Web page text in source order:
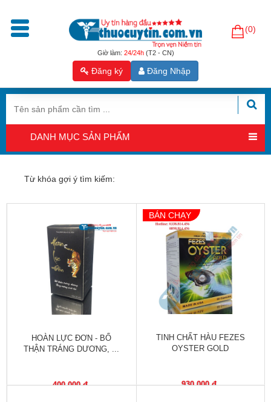
Giờ làm: 24/24h(T2 - CN)
(0)
Đăng ký Đăng Nhập
Trang
phẩm
Tăng
sinh
lý
trợ
sản
nam
Hỗ
trợ
sinh
sản
Làm
Oxy
DANH MỤC SẢN PHẨM
Từ khóa gợi ý tìm kiếm:
HOÀN LỰC ĐƠN - BỔ
THẬN TRÁNG DƯƠNG, ...
400,000 đ
BÁN CHẠY
TINH CHẤT HÀU FEZES
OYSTER GOLD
930,000 đ